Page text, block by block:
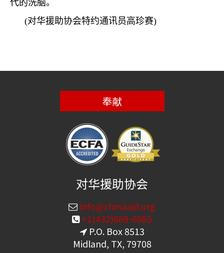
代的洗脑。
(对华援助协会特约通讯员高珍赛)
奉献
对华援助协会
info@chinaaid.org
+1(432)689-6985
P.O. Box 8513
Midland, TX, 79708